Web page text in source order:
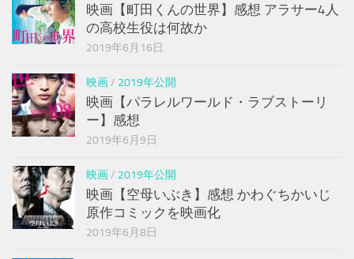
映画【町田くんの世界】感想 アラサー4人
の高校生役は何故か
2019年6月16日
映画/ 2019年公開
映画【パラレルワールド・ラブストーリ
ー】感想
2019年6月9日
映画/ 2019年公開
映画【空母いぶき】感想 かわぐちかいじ
原作コミックを映画化
2019年6月8日